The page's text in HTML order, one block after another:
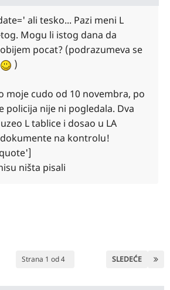
ali tesko... Pazi meni L
Mogu li istog dana da
pocat? (podrazumeva se
)
moje cudo od 10 novembra, po
policija nije ni pogledala. Dva
L tablice i dosao u LA
na kontrolu!
ništa pisali
SLEDEĆE
Strana 1 od 4